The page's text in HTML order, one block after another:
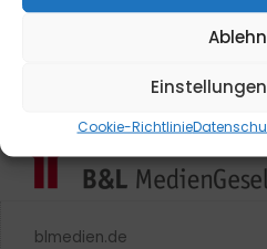
Cookie-Richtlinie
blmedien.de